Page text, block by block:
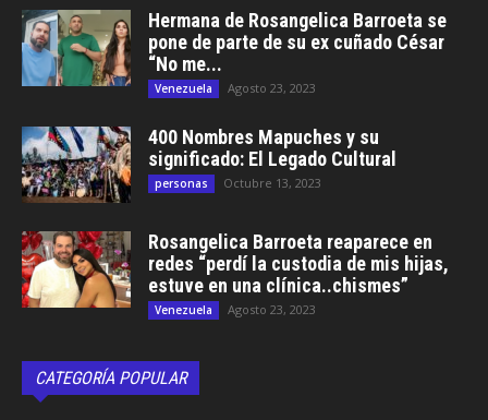
Hermana de Rosangelica Barroeta se
pone de parte de su ex cuñado César
“No me...
Venezuela Agosto 23, 2023
400 Nombres Mapuches y su
significado: El Legado Cultural
personas Octubre 13, 2023
Rosangelica Barroeta reaparece en
redes “perdí la custodia de mis hijas,
estuve en una clínica..chismes”
Venezuela Agosto 23, 2023
CATEGORÍA POPULAR